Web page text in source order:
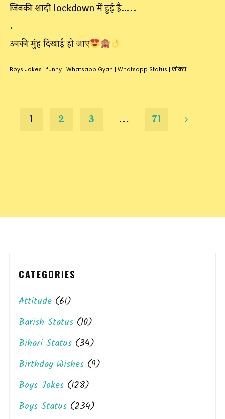
जिनकी शादी lockdown में हुई है…..
.
उनकी मुंह दिखाई हो जाए
Boys Jokes | funny | Whatsapp Gyan | Whatsapp Status | जोक्स
1 2 3 … 71
CATEGORIES
Attitude (61)
Barish Status (10)
Bihari Status (34)
Birthday Wishes (9)
Boys Jokes (128)
Boys Status (234)